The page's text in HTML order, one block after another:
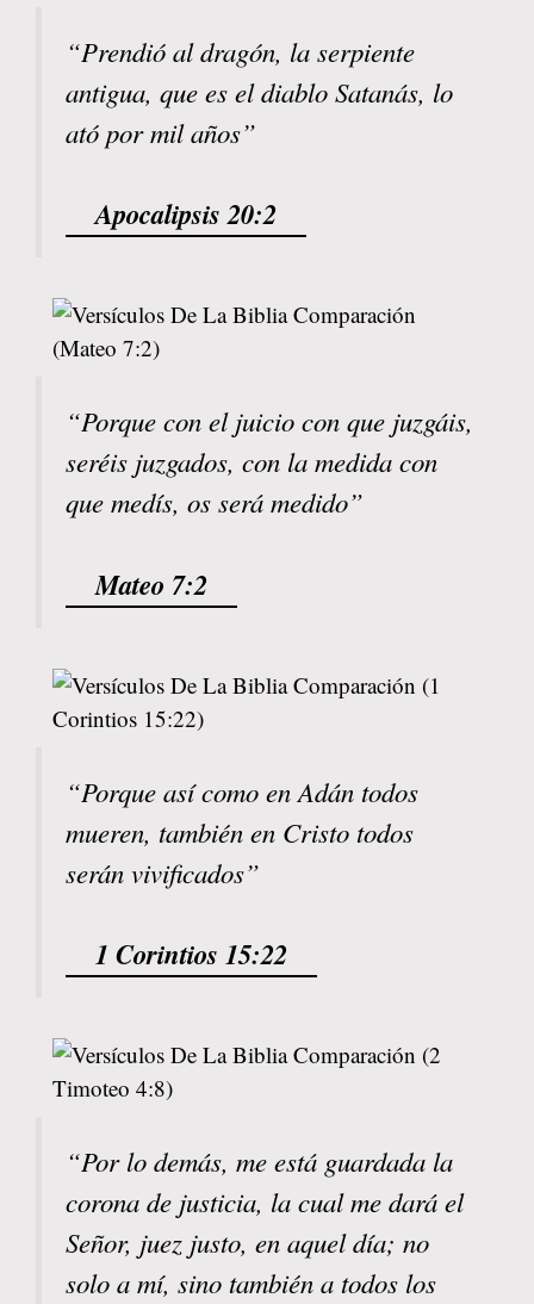
“Prendió al dragón, la serpiente
antigua, que es el diablo Satanás, lo
ató por mil años”
Apocalipsis 20:2
“Porque con el juicio con que juzgáis,
seréis juzgados, con la medida con
que medís, os será medido”
Mateo 7:2
“Porque así como en Adán todos
mueren, también en Cristo todos
serán vivificados”
1 Corintios 15:22
“Por lo demás, me está guardada la
corona de justicia, la cual me dará el
Señor, juez justo, en aquel día; no
solo a mí, sino también a todos los